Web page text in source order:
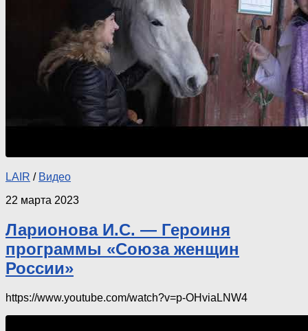
LAIR / Видео
22 марта 2023
Ларионова И.С. — Героиня
программы «Союза женщин
России»
https://www.youtube.com/watch?v=p-OHviaLNW4